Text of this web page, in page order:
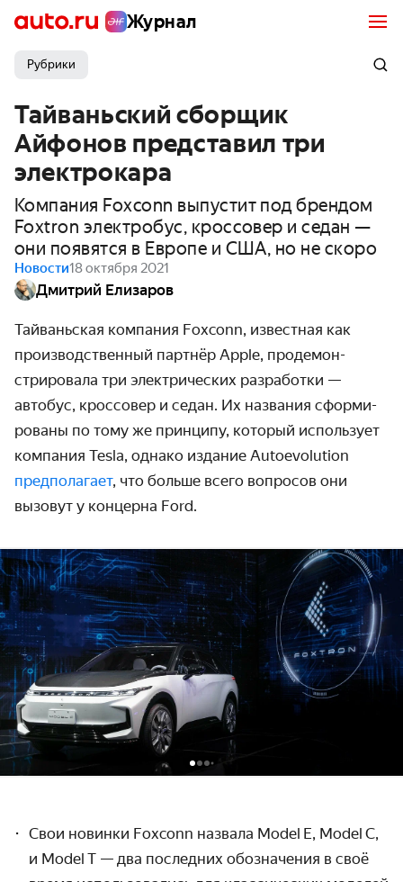
Журнал
Рубрики
Тайваньский сборщик
Айфонов представил три
электрокара
Компания Foxconn выпустит под брендом
Foxtron электробус, кроссовер и седан —
они появятся в Европе и США, но не скоро
Новости18 октября 2021
Дмитрий Елизаров
Тайваньская компания Foxconn, известная как
производ­ственный партнёр Apple, продемон­
стрировала три электрических разработки —
автобус, кроссовер и седан. Их названия сформи­
рованы по тому же принципу, который использует
компания Tesla, однако издание Autoevolution
предполагает, что больше всего вопросов они
вызовут у концерна Ford.
Свои новинки Foxconn назвала Model E, Model C,
и Model T — два последних обозначения в своё